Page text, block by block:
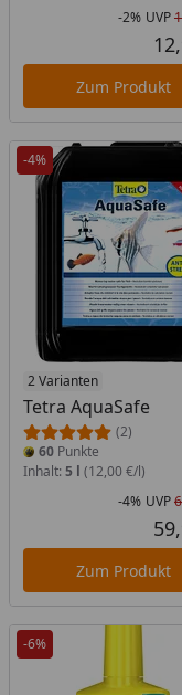
-2% UVP
Zum Produkt
-4%
2 Varianten
Tetra AquaSafe
(2)
60 Punkte
Inhalt: 5 l (12,00 €/l)
-4% UVP
Zum Produkt
-6%